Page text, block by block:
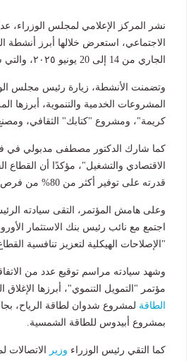
نشر المركز الإعلامي لمجلس الوزراء،
الاجتماعي، استعرض خلالها أبرز
الجاري من 14 إلى 20 يونيو ٢٠٢٥، والتي شملت لقاءات واجتماعات.. ومتابعات للمشروعات القومية.
وتضمنت الأنشطة، زيارة رئيس مجلس
المشروعات الخدمية والتنموية،
كريمة"، ومشروع "كتابك" الثقافي،
كما شارك الدكتور مصطفى مدبولي في
قدرته على توفير أكثر من 80% من فرص العمل.
وعلى هامش المؤتمر، التقى سيادته
اجتمع مع نائب رئيس بنك الاستثمار
"الإصلاحات الهيكلية لتعزيز تنافسية
وشهد سيادته مراسم توقيع عدد من
مؤتمر "التمويل التنموي"، أبرزها
الطاقة لمشروع شدوان لطاقة الرياح،
بمشروع أبيدوس للطاقة الشمسية.
كما التقي رئيس الوزراء وزير
الاتصالات